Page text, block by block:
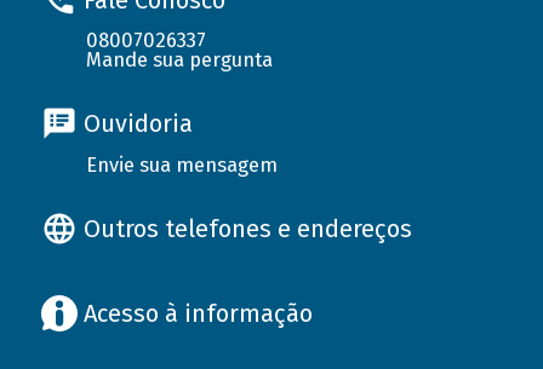
08007026337
Mande sua pergunta
Ouvidoria
Envie sua mensagem
Outros telefones e endereços
Acesso à informação